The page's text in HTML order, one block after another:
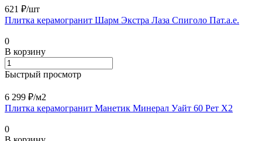
621 ₽/шт
Плитка керамогранит Шарм Экстра Лаза Спиголо Пат.а.е.
0
В корзину
Быстрый просмотр
6 299 ₽/м2
Плитка керамогранит Манетик Минерал Уайт 60 Рет Х2
0